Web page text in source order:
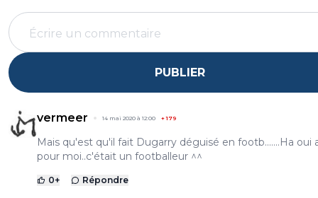
PUBLIER
vermeer 14 mai 2020 à 12:00 +179
Mais qu'est qu'il fait Dugarry déguisé en footb.......Ha oui
pour moi..c'était un footballeur ^^
0+ Répondre